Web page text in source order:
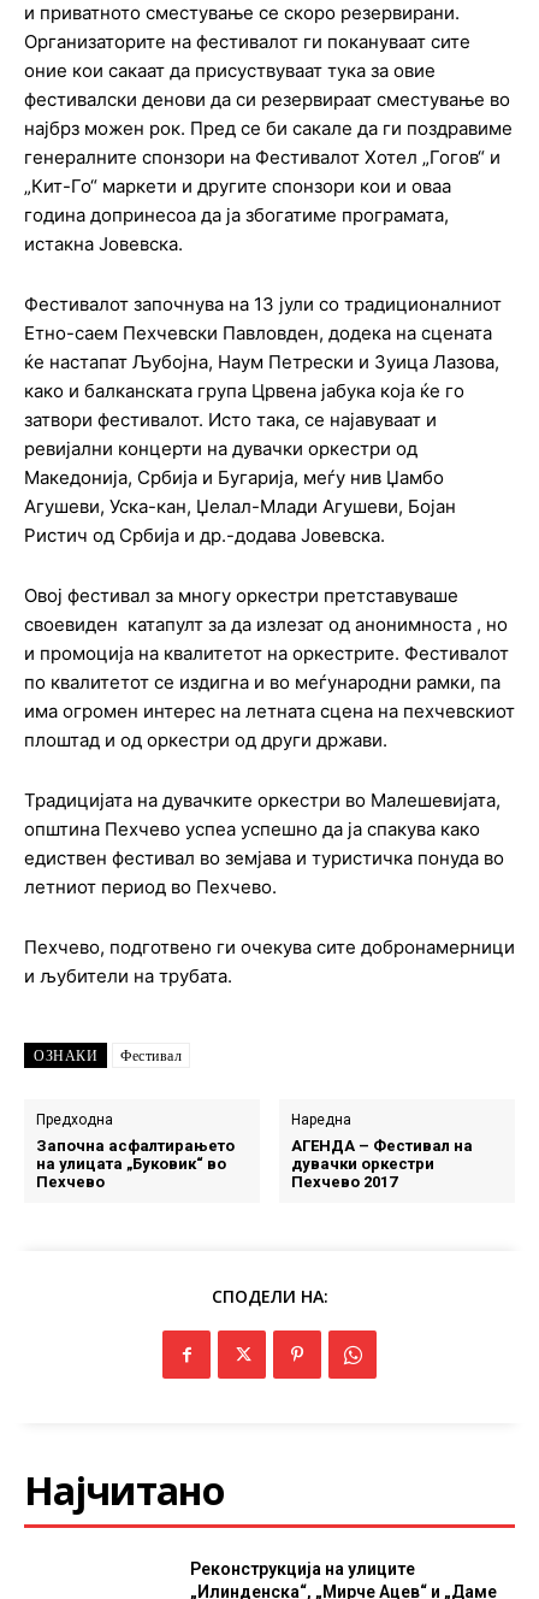
и приватното сместување се скоро резервирани.
Организаторите на фестивалот ги покануваат сите
оние кои сакаат да присуствуваат тука за овие
фестивалски денови да си резервираат сместување во
најбрз можен рок. Пред се би сакале да ги поздравиме
генералните спонзори на Фестивалот Хотел „Гогов“ и
„Кит-Го“ маркети и другите спонзори кои и оваа
година допринесоа да ја збогатиме програмата,
истакна Јовевска.
Фестивалот започнува на 13 јули со традиционалниот
Етно-саем Пехчевски Павловден, додека на сцената
ќе настапат Љубојна, Наум Петрески и Зуица Лазова,
како и балканската група Црвена јабука која ќе го
затвори фестивалот. Исто така, се најавуваат и
ревијални концерти на дувачки оркестри од
Македонија, Србија и Бугарија, меѓу нив Џамбо
Агушеви, Уска-кан, Џелал-Млади Агушеви, Бојан
Ристич од Србија и др.-додава Јовевска.
Овој фестивал за многу оркестри претставуваше
своевиден катапулт за да излезат од анонимноста , но
и промоција на квалитетот на оркестрите. Фестивалот
по квалитетот се издигна и во меѓународни рамки, па
има огромен интерес на летната сцена на пехчевскиот
плоштад и од оркестри од други држави.
Традицијата на дувачките оркестри во Малешевијата,
општина Пехчево успеа успешно да ја спакува како
едиствен фестивал во земјава и туристичка понуда во
летниот период во Пехчево.
Пехчево, подготвено ги очекува сите добронамерници
и љубители на трубата.
ОЗНАКИ Фестивал
Предходна
Започна асфалтирањето
на улицата „Буковик“ во
Пехчево
Наредна
АГЕНДА – Фестивал на
дувачки оркестри
Пехчево 2017
СПОДЕЛИ НА:
Најчитано
Реконструкција на улиците
„Илинденска“, „Мирче Ацев“ и „Даме